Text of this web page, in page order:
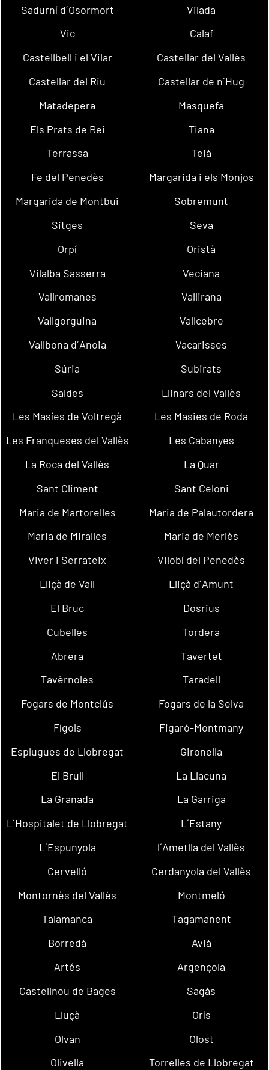
Sadurní d´Osormort
Vilada
Vic
Calaf
Castellbell i el Vilar
Castellar del Vallès
Castellar del Riu
Castellar de n´Hug
Matadepera
Masquefa
Els Prats de Rei
Tiana
Terrassa
Teià
Fe del Penedès
Margarida i els Monjos
Margarida de Montbui
Sobremunt
Sitges
Seva
Orpí
Oristà
Vilalba Sasserra
Veciana
Vallromanes
Vallirana
Vallgorguina
Vallcebre
Vallbona d´Anoia
Vacarisses
Súria
Subirats
Saldes
Llinars del Vallès
Les Masíes de Voltregà
Les Masies de Roda
Les Franqueses del Vallès
Les Cabanyes
La Roca del Vallès
La Quar
Sant Climent
Sant Celoni
Maria de Martorelles
Maria de Palautordera
Maria de Miralles
Maria de Merlès
Viver i Serrateix
Vilobí del Penedès
Lliçà de Vall
Lliçà d´Amunt
El Bruc
Dosrius
Cubelles
Tordera
Abrera
Tavertet
Tavèrnoles
Taradell
Fogars de Montclús
Fogars de la Selva
Fígols
Figaró-Montmany
Esplugues de Llobregat
Gironella
El Brull
La Llacuna
La Granada
La Garriga
L´Hospitalet de Llobregat
L´Estany
L´Espunyola
l´Ametlla del Vallès
Cervelló
Cerdanyola del Vallès
Montornès del Vallès
Montmeló
Talamanca
Tagamanent
Borredà
Avià
Artés
Argençola
Castellnou de Bages
Sagàs
Lluçà
Orís
Olvan
Olost
Olivella
Torrelles de Llobregat